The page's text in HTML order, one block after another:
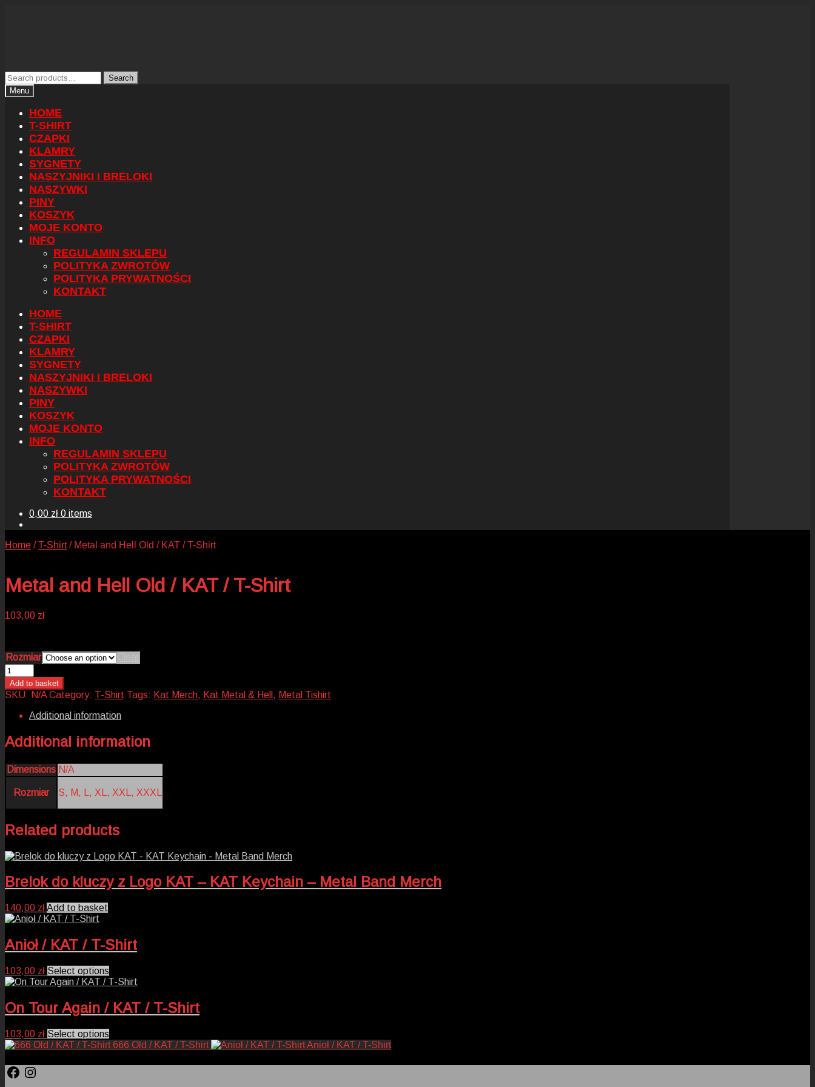
Skip
to
navigation
Skip
to
content
Search
for:
Search
Menu
HOME
T-SHIRT
CZAPKI
KLAMRY
SYGNETY
NASZYJNIKI I BRELOKI
NASZYWKI
PINY
KOSZYK
MOJE KONTO
INFO
REGULAMIN SKLEPU
POLITYKA ZWROTÓW
POLITYKA PRYWATNOŚCI
KONTAKT
HOME
T-SHIRT
CZAPKI
KLAMRY
SYGNETY
NASZYJNIKI I BRELOKI
NASZYWKI
PINY
KOSZYK
MOJE KONTO
INFO
REGULAMIN SKLEPU
POLITYKA ZWROTÓW
POLITYKA PRYWATNOŚCI
KONTAKT
0,00 zł 0 items
Home /T-Shirt/ Metal and Hell Old / KAT / T-Shirt
Metal and Hell Old / KAT / T-Shirt
103,00 zł
Rozmiar
Metal
and
Hell
Old
T-
quantity
Add to basket
SKU: N/A Category: T-Shirt Tags: Kat Merch, Kat Metal & Hell , Metal Tishirt
Additional information
Additional information
Dimensions N/A
Rozmiar S, M, L, XL, XXL, XXXL
Related products
Brelok do kluczy z Logo KAT – KAT Keychain – Metal Band Merch
140,00 złAdd to basket
Anioł / KAT / T-Shirt
103,00 zł Select options
product
multiple
variants.
options
may
chosen
On Tour Again / KAT / T-Shirt
103,00 zł Select options
product
multiple
666 Old / KAT / T-Shirt Anioł / KAT / T-Shirt
Facebook
Instagram